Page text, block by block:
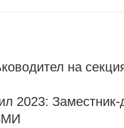
на
2023: Заместник-